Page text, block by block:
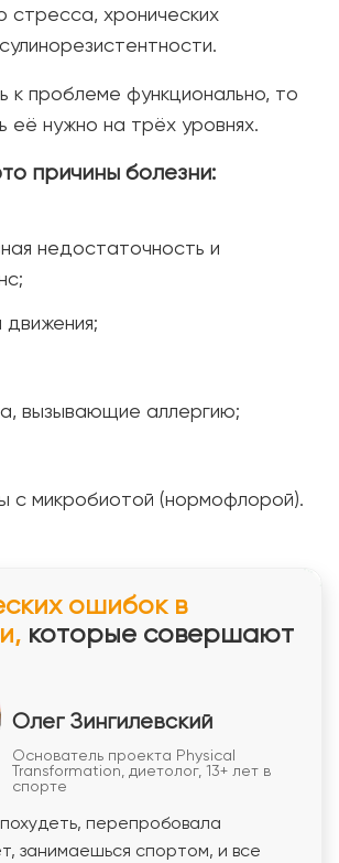
стресса, хронических
к проблеме функционально, то
её нужно на трёх уровнях.
причины болезни:
недостаточность и
движения;
вызывающие аллергию;
с микробиотой (нормофлорой).
ошибок в
которые совершают
Олег Зингилевский
Основатель проекта Physical
Transformation, диетолог, 13+ лет в
спорте
перепробовала
занимаешься спортом, и все